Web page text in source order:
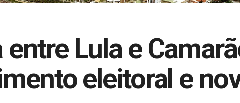
entre Lula e
eleitoral e